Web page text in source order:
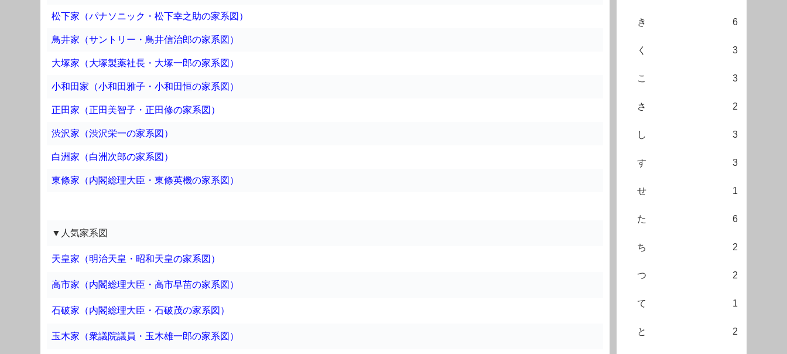
松下家（パナソニック・松下幸之助の家系図）
鳥井家（サントリー・鳥井信治郎の家系図）
大塚家（大塚製薬社長・大塚一郎の家系図）
小和田家（小和田雅子・小和田恒の家系図）
正田家（正田美智子・正田修の家系図）
渋沢家（渋沢栄一の家系図）
白洲家（白洲次郎の家系図）
東條家（内閣総理大臣・東條英機の家系図）
▼人気家系図
天皇家（明治天皇・昭和天皇の家系図）
高市家（内閣総理大臣・高市早苗の家系図）
石破家（内閣総理大臣・石破茂の家系図）
玉木家（衆議院議員・玉木雄一郎の家系図）
き 6
く 3
こ 3
さ 2
し 3
す 3
せ 1
た 6
ち 2
つ 2
て 1
と 2